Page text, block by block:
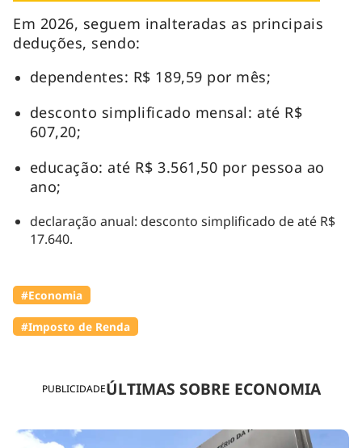
PUBLICIDADEÚLTIMAS SOBRE ECONOMIA
Em 2026, seguem inalteradas as principais
deduções, sendo:
dependentes: R$ 189,59 por mês;
desconto simplificado mensal: até R$
607,20;
educação: até R$ 3.561,50 por pessoa ao
ano;
declaração anual: desconto simplificado de até R$
17.640.
#Economia
#Imposto de Renda